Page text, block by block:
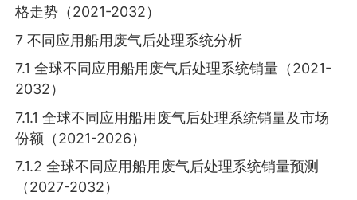
格走势（2021-2032）
7 不同应用船用废气后处理系统分析
7.1 全球不同应用船用废气后处理系统销量（2021-
2032）
7.1.1 全球不同应用船用废气后处理系统销量及市场
份额（2021-2026）
7.1.2 全球不同应用船用废气后处理系统销量预测
（2027-2032）